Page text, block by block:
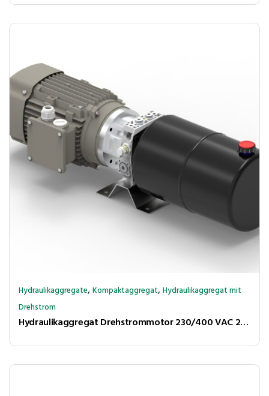
Hydraulikaggregate,Kompaktaggregat,Hydraulikaggregat mit
Drehstrom
Hydraulikaggregat Drehstrommotor 230/400 VAC 210 bar 3,4l/min